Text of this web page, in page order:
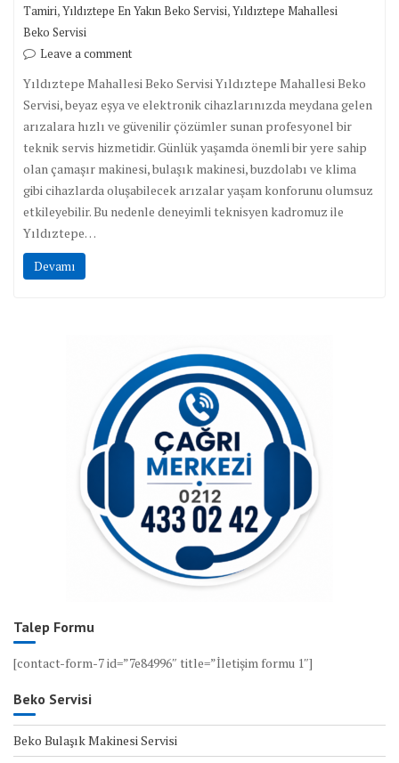
Tamiri,Yıldıztepe En Yakın Beko Servisi,Yıldıztepe Mahallesi
Beko Servisi
Leave a comment
Yıldıztepe Mahallesi Beko Servisi Yıldıztepe Mahallesi Beko
Servisi, beyaz eşya ve elektronik cihazlarınızda meydana gelen
arızalara hızlı ve güvenilir çözümler sunan profesyonel bir
teknik servis hizmetidir. Günlük yaşamda önemli bir yere sahip
olan çamaşır makinesi, bulaşık makinesi, buzdolabı ve klima
gibi cihazlarda oluşabilecek arızalar yaşam konforunu olumsuz
etkileyebilir. Bu nedenle deneyimli teknisyen kadromuz ile
Yıldıztepe…
Devamı
Talep Formu
[contact-form-7 id=”7e84996″ title=”İletişim formu 1″]
Beko Servisi
Beko Bulaşık Makinesi Servisi